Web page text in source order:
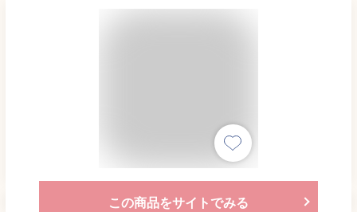
この商品をサイトでみる